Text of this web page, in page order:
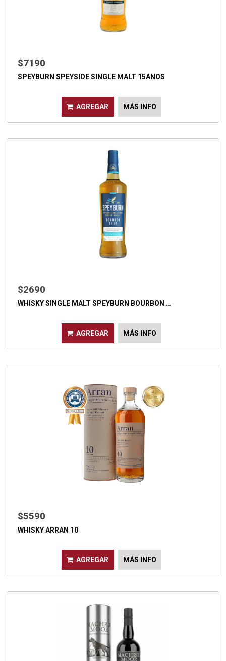
$7190
SPEYBURN SPEYSIDE SINGLE MALT 15ANOS
AGREGAR MÁS INFO
$2690
WHISKY SINGLE MALT SPEYBURN BOURBON …
AGREGAR MÁS INFO
$5590
WHISKY ARRAN 10
AGREGAR MÁS INFO